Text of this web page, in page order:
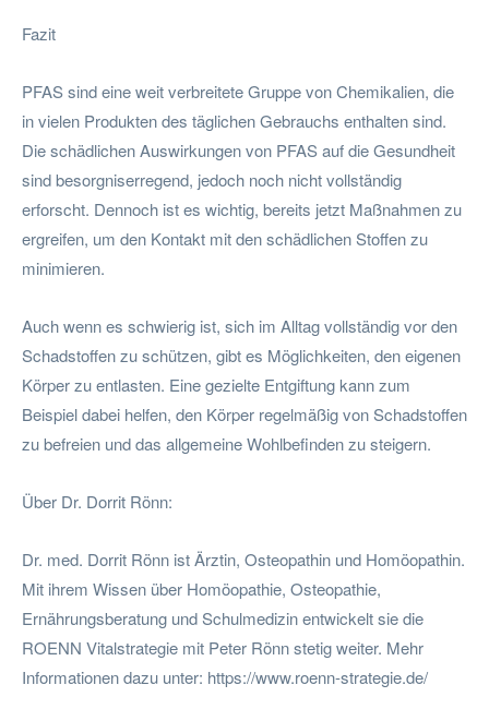
Fazit
PFAS sind eine weit verbreitete Gruppe von Chemikalien, die
in vielen Produkten des täglichen Gebrauchs enthalten sind.
Die schädlichen Auswirkungen von PFAS auf die Gesundheit
sind besorgniserregend, jedoch noch nicht vollständig
erforscht. Dennoch ist es wichtig, bereits jetzt Maßnahmen zu
ergreifen, um den Kontakt mit den schädlichen Stoffen zu
minimieren.
Auch wenn es schwierig ist, sich im Alltag vollständig vor den
Schadstoffen zu schützen, gibt es Möglichkeiten, den eigenen
Körper zu entlasten. Eine gezielte Entgiftung kann zum
Beispiel dabei helfen, den Körper regelmäßig von Schadstoffen
zu befreien und das allgemeine Wohlbefinden zu steigern.
Über Dr. Dorrit Rönn:
Dr. med. Dorrit Rönn ist Ärztin, Osteopathin und Homöopathin.
Mit ihrem Wissen über Homöopathie, Osteopathie,
Ernährungsberatung und Schulmedizin entwickelt sie die
ROENN Vitalstrategie mit Peter Rönn stetig weiter. Mehr
Informationen dazu unter: https://www.roenn-strategie.de/